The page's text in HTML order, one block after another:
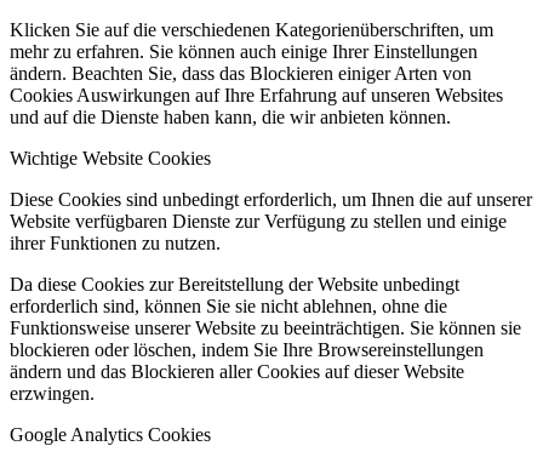
Klicken Sie auf die verschiedenen Kategorienüberschriften, um
mehr zu erfahren. Sie können auch einige Ihrer Einstellungen
ändern. Beachten Sie, dass das Blockieren einiger Arten von
Cookies Auswirkungen auf Ihre Erfahrung auf unseren Websites
und auf die Dienste haben kann, die wir anbieten können.
Wichtige Website Cookies
Diese Cookies sind unbedingt erforderlich, um Ihnen die auf unserer
Website verfügbaren Dienste zur Verfügung zu stellen und einige
ihrer Funktionen zu nutzen.
Da diese Cookies zur Bereitstellung der Website unbedingt
erforderlich sind, können Sie sie nicht ablehnen, ohne die
Funktionsweise unserer Website zu beeinträchtigen. Sie können sie
blockieren oder löschen, indem Sie Ihre Browsereinstellungen
ändern und das Blockieren aller Cookies auf dieser Website
erzwingen.
Google Analytics Cookies